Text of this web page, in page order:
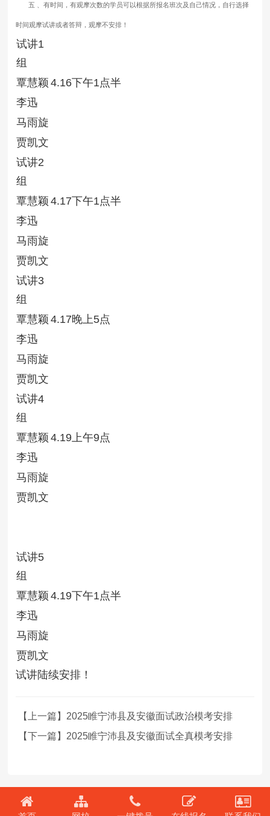
五 、有时间，有观摩次数的学员可以根据所报名班次及自己情况，自行选择
时间观摩试讲或者答辩，观摩不安排！
试讲1
组
覃慧颖 4.16下午1点半
李迅
马雨旋
贾凯文
试讲2
组
覃慧颖 4.17下午1点半
李迅
马雨旋
贾凯文
试讲3
组
覃慧颖 4.17晚上5点
李迅
马雨旋
贾凯文
试讲4
组
覃慧颖 4.19上午9点
李迅
马雨旋
贾凯文
试讲5
组
覃慧颖 4.19下午1点半
李迅
马雨旋
贾凯文
试讲陆续安排！
【上一篇】2025睢宁沛县及安徽面试政治模考安排
【下一篇】2025睢宁沛县及安徽面试全真模考安排